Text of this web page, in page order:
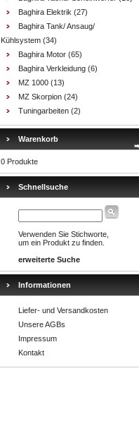
Baghira Elektrik (27)
Baghira Tank/ Ansaug/
Kühlsystem (34)
Baghira Motor (65)
Baghira Verkleidung (6)
MZ 1000 (13)
MZ Skorpion (24)
Tuningarbeiten (2)
Warenkorb
0 Produkte
Schnellsuche
Verwenden Sie Stichworte,
um ein Produkt zu finden.
erweiterte Suche
Informationen
Liefer- und Versandkosten
Unsere AGBs
Impressum
Kontakt